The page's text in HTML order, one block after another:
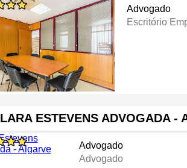
Advogado
Escritório
LARA ESTEVENS ADVOGADA -
Advogado
Advogado